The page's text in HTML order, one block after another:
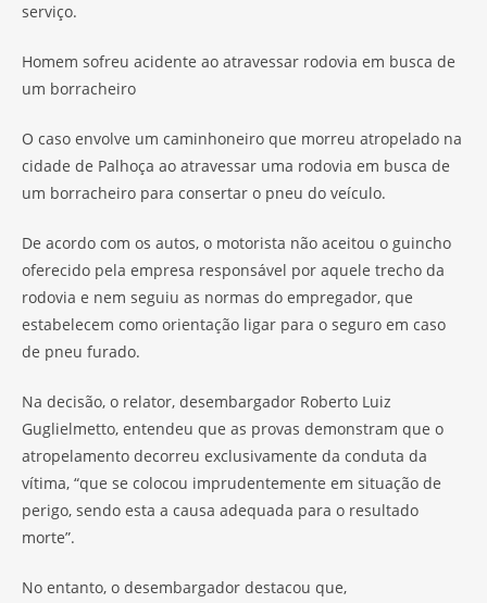
serviço.
Homem sofreu acidente ao atravessar rodovia em busca de
um borracheiro
O caso envolve um caminhoneiro que morreu atropelado na
cidade de Palhoça ao atravessar uma rodovia em busca de
um borracheiro para consertar o pneu do veículo.
De acordo com os autos, o motorista não aceitou o guincho
oferecido pela empresa responsável por aquele trecho da
rodovia e nem seguiu as normas do empregador, que
estabelecem como orientação ligar para o seguro em caso
de pneu furado.
Na decisão, o relator, desembargador Roberto Luiz
Guglielmetto, entendeu que as provas demonstram que o
atropelamento decorreu exclusivamente da conduta da
vítima, “que se colocou imprudentemente em situação de
perigo, sendo esta a causa adequada para o resultado
morte”.
No entanto, o desembargador destacou que,